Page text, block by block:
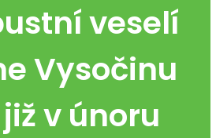
veselí
Vysočinu
v únoru